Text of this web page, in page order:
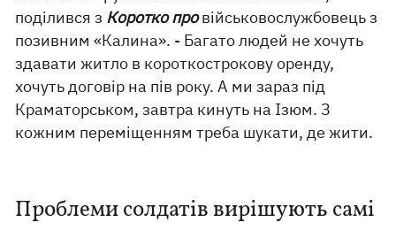
поділився з Коротко провійськовослужбовець з
позивним «Калина». - Багато людей не хочуть
здавати житло в короткострокову оренду,
хочуть договір на пів року. А ми зараз під
Краматорськом, завтра кинуть на Ізюм. З
кожним переміщенням треба шукати, де жити.
Проблеми солдатів вирішують самі